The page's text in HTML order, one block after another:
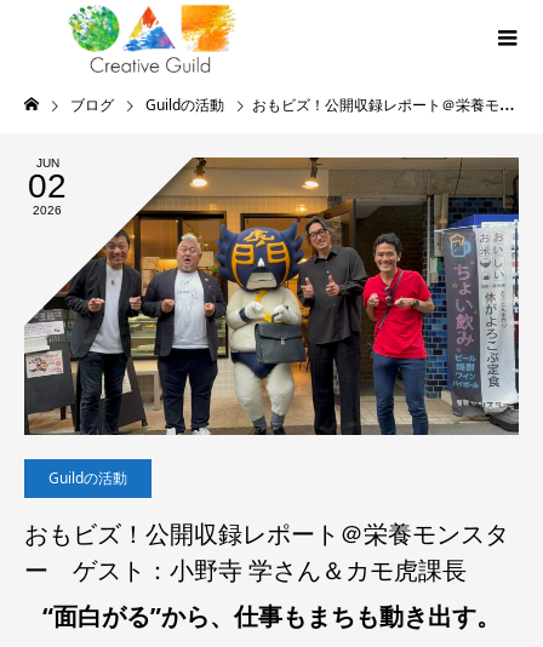
ブログ Guildの活動 おもビズ！公開収録レポート＠栄養モンスター ゲスト：小野寺 学さん＆カモ虎課長
JUN
02
2026
Guildの活動
おもビズ！公開収録レポート＠栄養モンスタ
ー ゲスト：小野寺 学さん＆カモ虎課長
“面白がる”から、仕事もまちも動き出す。